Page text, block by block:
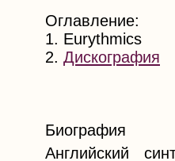
Оглавление:
1. Eurythmics
2. Дискография
Биография
Английский